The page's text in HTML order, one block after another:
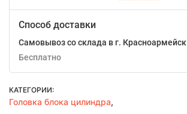
Способ доставки
Самовывоз со склада в г. Красноармейск
Бесплатно
КАТЕГОРИИ:
Головка блока цилиндра,